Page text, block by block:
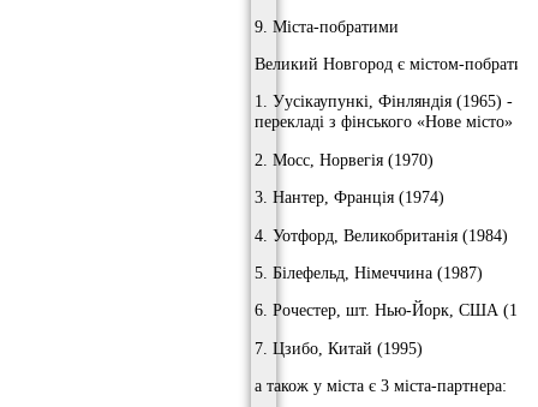
9. Міста-побратими
Великий Новгород є містом-
1. Уусікаупункі, Фінляндія (1965) - в
перекладі з фінського «Нове місто»
2. Мосс, Норвегія (1970)
3. Нантер, Франція (1974)
4. Уотфорд, Великобританія (1984)
5. Білефельд, Німеччина (1987)
6. Рочестер, шт. Нью-Йорк, США
7. Цзибо, Китай (1995)
а також у міста є 3 міста-партнера: